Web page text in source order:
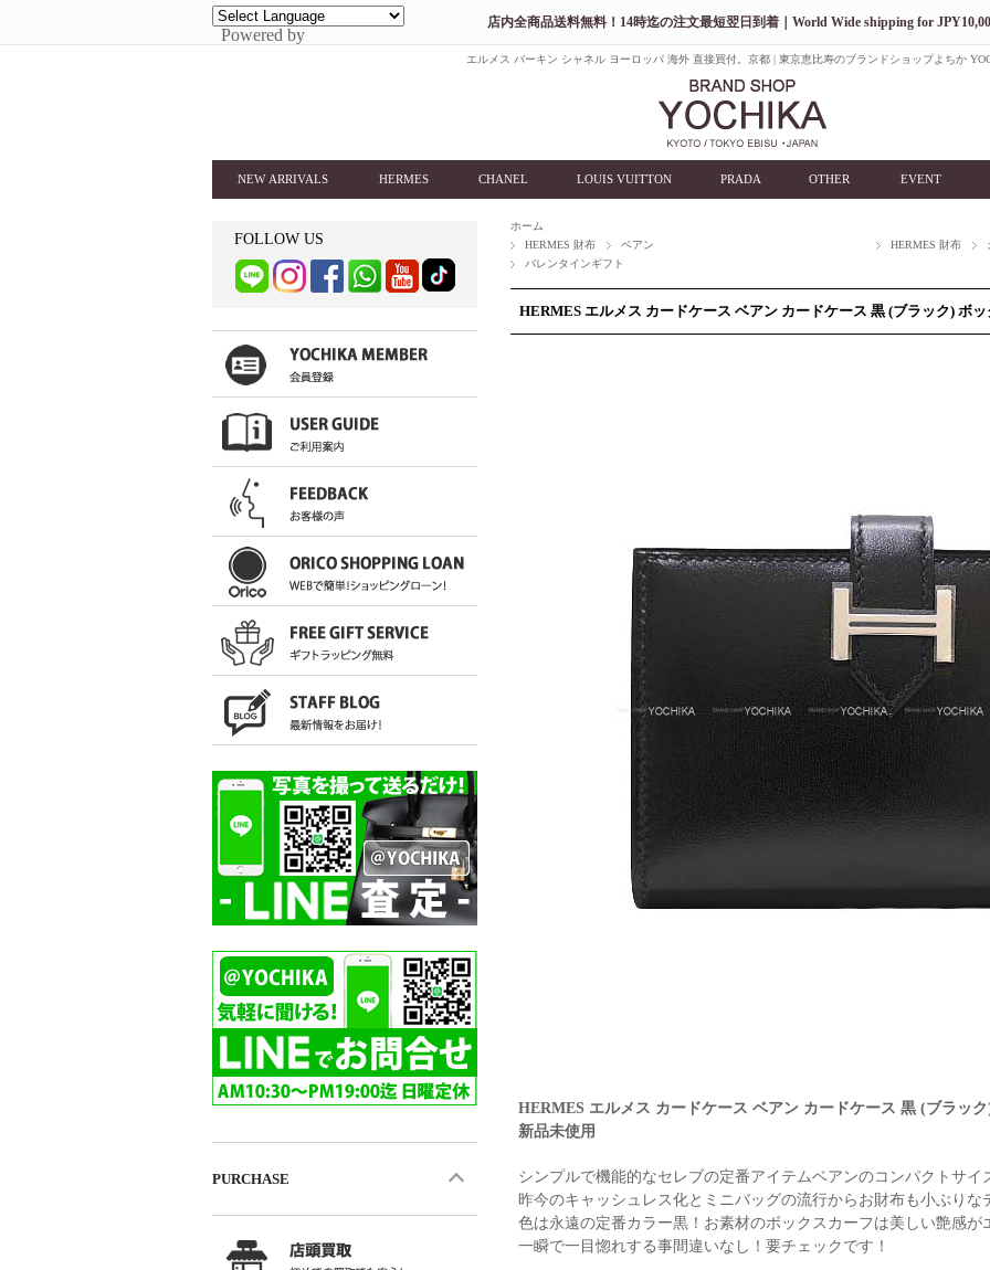
Powered by
店内全商品送料無料！14時迄の注文最短翌日到着｜World Wide shipping for
エルメス バーキン シャネル ヨーロッパ 海外 直接買付。京都 | 東京恵比寿のブランドショップよちか
NEW ARRIVALS HERMES CHANEL LOUIS VUITTON PRADA OTHER EVENT
ホーム
HERMES 財布
ベアン HERMES 財布
バレンタインギフト
HERMES エルメス カードケース ベアン カードケース 黒 (ブラック) ボ
HERMES エルメス カードケース ベアン カードケース 黒 (ブラッ
新品未使用
シンプルで機能的なセレブの定番アイテムベアンのコンパクトサ
昨今のキャッシュレス化とミニバッグの流行からお財布も小ぶり
色は永遠の定番カラー黒！お素材のボックスカーフは美しい艶感が
一瞬で一目惚れする事間違いなし！要チェックです！
FOLLOW US
PURCHASE